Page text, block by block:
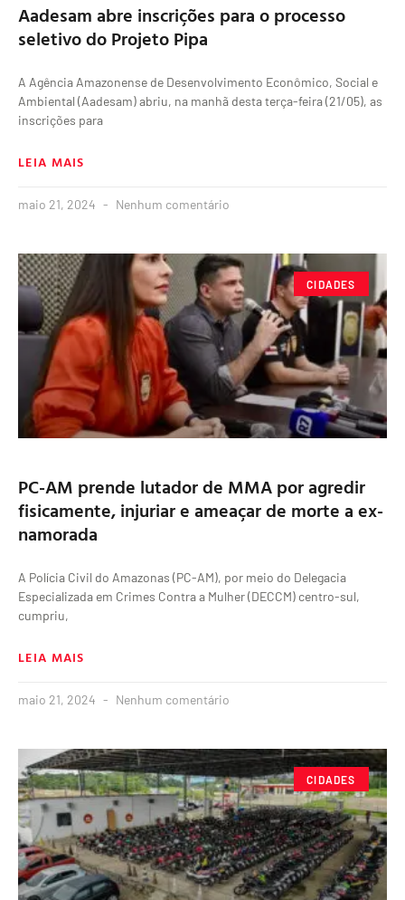
Aadesam abre inscrições para o processo
seletivo do Projeto Pipa
A Agência Amazonense de Desenvolvimento Econômico, Social e
Ambiental (Aadesam) abriu, na manhã desta terça-feira (21/05), as
inscrições para
LEIA MAIS
maio 21, 2024 Nenhum comentário
CIDADES
PC-AM prende lutador de MMA por agredir
fisicamente, injuriar e ameaçar de morte a ex-
namorada
A Polícia Civil do Amazonas (PC-AM), por meio do Delegacia
Especializada em Crimes Contra a Mulher (DECCM) centro-sul,
cumpriu,
LEIA MAIS
maio 21, 2024 Nenhum comentário
CIDADES